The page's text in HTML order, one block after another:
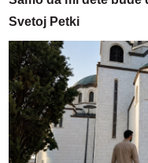
Svetoj Petki